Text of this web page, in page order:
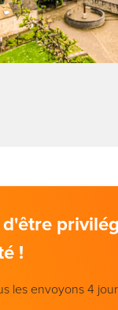
!
les envoyons 4